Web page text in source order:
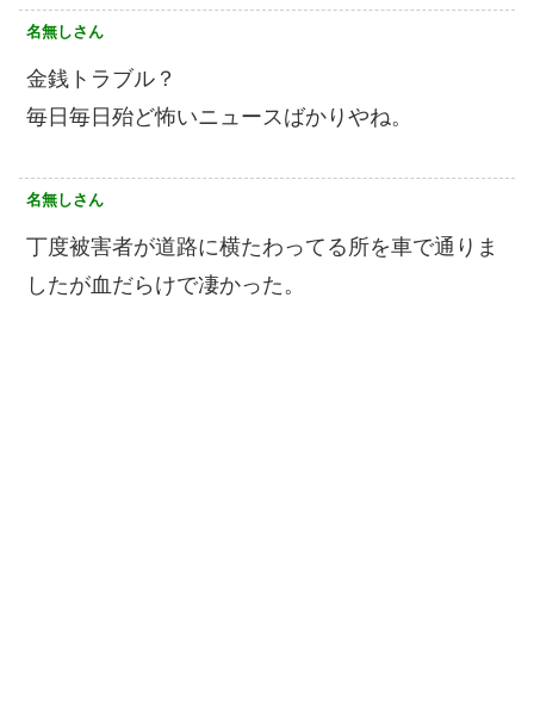
名無しさん
金銭トラブル？
毎日毎日殆ど怖いニュースばかりやね。
名無しさん
丁度被害者が道路に横たわってる所を車で通りま
したが血だらけで凄かった。